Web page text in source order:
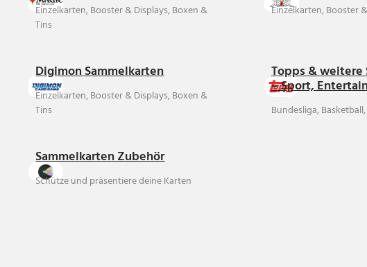
Einzelkarten, Booster & Displays, Boxen &
Tins
Einzelkarten, Booster
Digimon Sammelkarten
Einzelkarten, Booster & Displays, Boxen &
Tins
Topps & weitere
– Sport,
Bundesliga,
Sammelkarten Zubehör
Schütze und präsentiere deine Karten